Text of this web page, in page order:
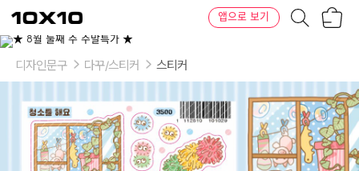
텐
바
텐
앱으로 보기
디자인문구 다꾸/스티커 스티커